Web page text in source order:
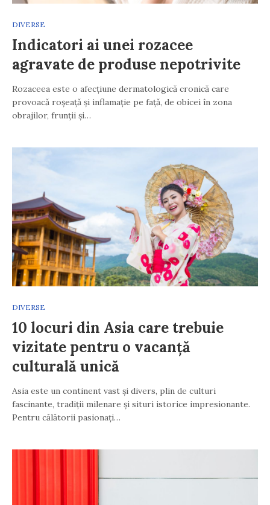
DIVERSE
Indicatori ai unei rozacee
agravate de produse nepotrivite
Rozaceea este o afecțiune dermatologică cronică care
provoacă roșeață și inflamație pe față, de obicei în zona
obrajilor, frunții și…
DIVERSE
10 locuri din Asia care trebuie
vizitate pentru o vacanță
culturală unică
Asia este un continent vast și divers, plin de culturi
fascinante, tradiții milenare și situri istorice impresionante.
Pentru călătorii pasionați…